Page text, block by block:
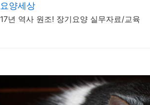
요양세상
17년 역사 원조! 장기요양 실무자료/교육